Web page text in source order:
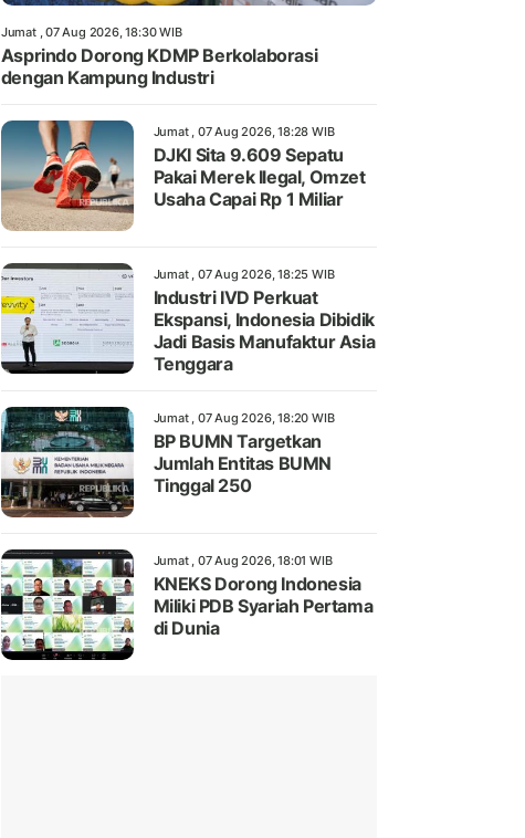
Jumat , 07 Aug 2026, 18:30 WIB
Asprindo Dorong KDMP Berkolaborasi
dengan Kampung Industri
Jumat , 07 Aug 2026, 18:28 WIB
DJKI Sita 9.609 Sepatu
Pakai Merek Ilegal, Omzet
Usaha Capai Rp 1 Miliar
Jumat , 07 Aug 2026, 18:25 WIB
Industri IVD Perkuat
Ekspansi, Indonesia Dibidik
Jadi Basis Manufaktur Asia
Tenggara
Jumat , 07 Aug 2026, 18:20 WIB
BP BUMN Targetkan
Jumlah Entitas BUMN
Tinggal 250
Jumat , 07 Aug 2026, 18:01 WIB
KNEKS Dorong Indonesia
Miliki PDB Syariah Pertama
di Dunia